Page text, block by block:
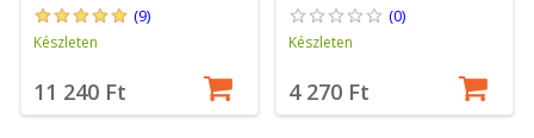
(9)
Készleten
11 240 Ft
(0)
Készleten
4 270 Ft